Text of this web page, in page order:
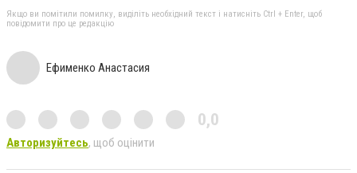
Якщо ви помітили помилку, виділіть необхідний текст і натисніть Ctrl + Enter, щоб
повідомити про це редакцію
Ефименко Анастасия
0,0
Авторизуйтесь, щоб оцінити